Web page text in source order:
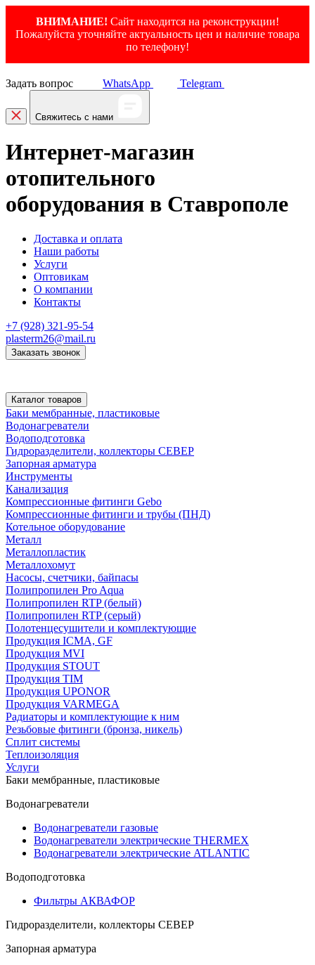
ВНИМАНИЕ! Сайт находится на реконструкции!
Пожалуйста уточняйте актуальность цен и наличие товара
по телефону!
Задать вопрос WhatsApp Telegram
Свяжитесь с нами
Интернет-магазин
отопительного
оборудования в Ставрополе
Доставка и оплата
Наши работы
Услуги
Оптовикам
О компании
Контакты
+7 (928) 321-95-54
plasterm26@mail.ru
Заказать звонок
Каталог товаров
Баки мембранные, пластиковые
Водонагреватели
Водоподготовка
Гидроразделители, коллекторы СЕВЕР
Запорная арматура
Инструменты
Канализация
Компрессионные фитинги Gebo
Компрессионные фитинги и трубы (ПНД)
Котельное оборудование
Металл
Металлопластик
Металлохомут
Насосы, счетчики, байпасы
Полипропилен Pro Aqua
Полипропилен RTP (белый)
Полипропилен RTP (серый)
Полотенцесушители и комплектующие
Продукция ICMA, GF
Продукция MVI
Продукция STOUT
Продукция TIM
Продукция UPONOR
Продукция VARMEGA
Радиаторы и комплектующие к ним
Резьбовые фитинги (бронза, никель)
Сплит системы
Теплоизоляция
Услуги
Баки мембранные, пластиковые
Водонагреватели
Водонагреватели газовые
Водонагреватели электрические THERMEX
Водонагреватели электрические ATLANTIC
Водоподготовка
Фильтры АКВАФОР
Гидроразделители, коллекторы СЕВЕР
Запорная арматура